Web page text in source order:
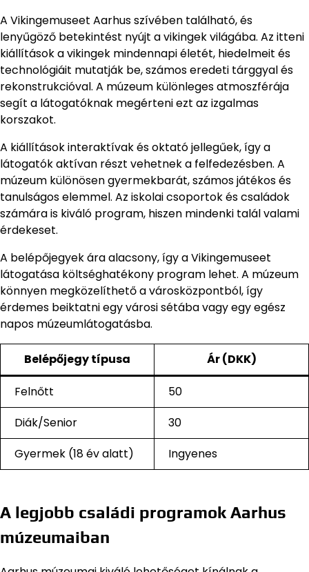
A Vikingemuseet Aarhus szívében található, és
lenyűgöző betekintést nyújt a vikingek világába. Az itteni
kiállítások a vikingek mindennapi életét, hiedelmeit és
technológiáit mutatják be, számos eredeti tárggyal és
rekonstrukcióval. A múzeum különleges atmoszférája
segít a látogatóknak megérteni ezt az izgalmas
korszakot.
A kiállítások interaktívak és oktató jellegűek, így a
látogatók aktívan részt vehetnek a felfedezésben. A
múzeum különösen gyermekbarát, számos játékos és
tanulságos elemmel. Az iskolai csoportok és családok
számára is kiváló program, hiszen mindenki talál valami
érdekeset.
A belépőjegyek ára alacsony, így a Vikingemuseet
látogatása költséghatékony program lehet. A múzeum
könnyen megközelíthető a városközpontból, így
érdemes beiktatni egy városi sétába vagy egy egész
napos múzeumlátogatásba.
Belépőjegy típusa Ár (DKK)
Felnőtt
50
Diák/Senior
30
Gyermek (18 év alatt)
Ingyenes
A legjobb családi programok Aarhus
múzeumaiban